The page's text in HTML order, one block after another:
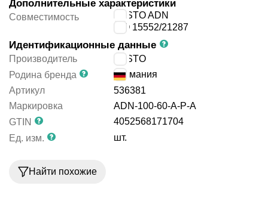
Дополнительные характеристики
Совместимость
FESTO ADN
ISO 15552/21287
Идентификационные данные
Производитель
FESTO
Родина бренда
Германия
Артикул
536381
Маркировка
ADN-100-60-A-P-A
GTIN
4052568171704
Ед. изм.
шт.
Найти похожие